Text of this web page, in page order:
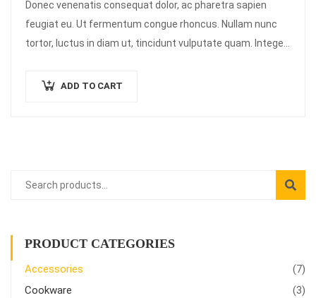
Donec venenatis consequat dolor, ac pharetra sapien
feugiat eu. Ut fermentum congue rhoncus. Nullam nunc
tortor, luctus in diam ut, tincidunt vulputate quam. Integer
ADD TO CART
PRODUCT CATEGORIES
Accessories
(7)
Cookware
(3)